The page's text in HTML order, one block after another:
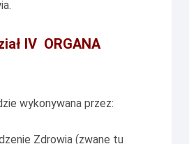
IV ORGANA
wykonywana przez:
Zdrowia (zwane tu